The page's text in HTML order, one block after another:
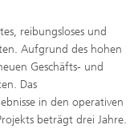
reibungsloses und
Aufgrund des hohen
Geschäfts- und
Das
in den operativen
beträgt drei Jahre.